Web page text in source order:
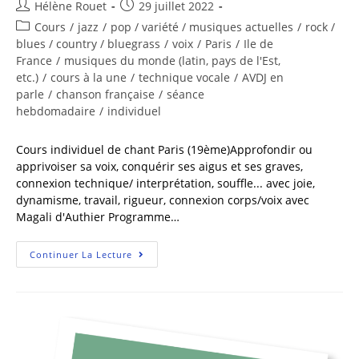
Hélène Rouet
29 juillet 2022
Cours / jazz / pop / variété / musiques actuelles / rock /
blues / country / bluegrass / voix / Paris / Ile de
France / musiques du monde (latin, pays de l'Est,
etc.) / cours à la une / technique vocale / AVDJ en
parle / chanson française / séance
hebdomadaire / individuel
Cours individuel de chant Paris (19ème)Approfondir ou
apprivoiser sa voix, conquérir ses aigus et ses graves,
connexion technique/ interprétation, souffle... avec joie,
dynamisme, travail, rigueur, connexion corps/voix avec
Magali d'Authier Programme…
Continuer La Lecture